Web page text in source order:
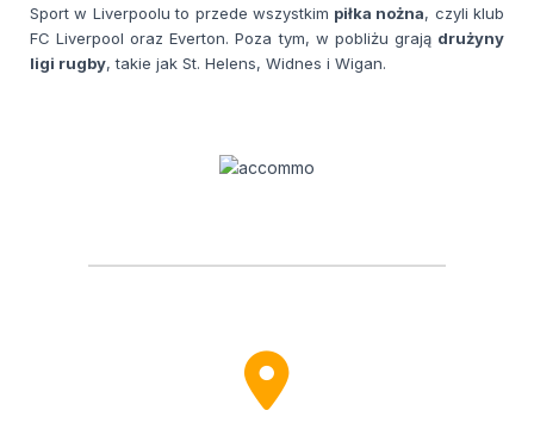
Sport w Liverpoolu to przede wszystkim piłka nożna, czyli klub
FC Liverpool oraz Everton. Poza tym, w pobliżu grają drużyny
ligi rugby, takie jak St. Helens, Widnes i Wigan.